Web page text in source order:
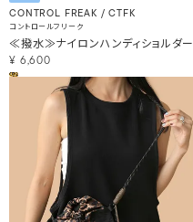
CONTROL FREAK / CTFK
コントロールフリーク
≪撥水≫ナイロンハンディショルダー
¥ 6,600